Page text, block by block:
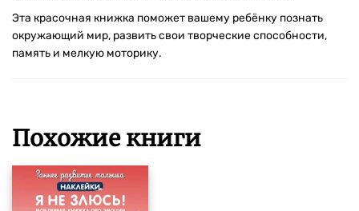
Эта красочная книжка поможет вашему ребёнку познать
окружающий мир, развить свои творческие способности,
память и мелкую моторику.
Похожие книги